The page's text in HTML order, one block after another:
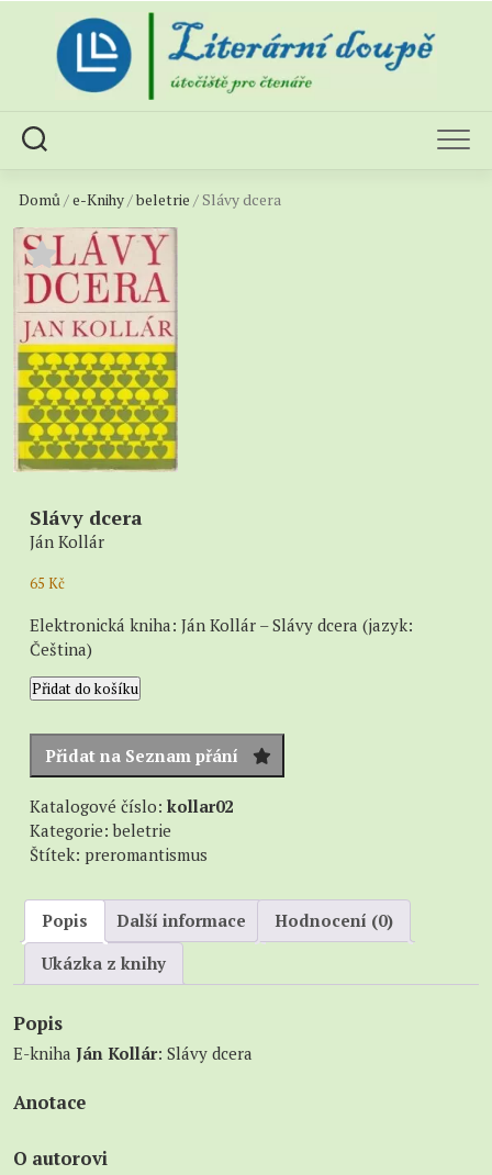
content
Domů/e-Knihy/beletrie / Slávy dcera
Slávy dcera
Ján Kollár
65 Kč
Elektronická kniha: Ján Kollár – Slávy dcera (jazyk:
Čeština)
Slávy
dcera
Přidat do košíku
Přidat na Seznam přání
Katalogové číslo: kollar02
Kategorie:beletrie
Štítek: preromantismus
Popis Další informace
Hodnocení (0)
Ukázka z knihy
Popis
E-kniha Ján Kollár: Slávy dcera
Anotace
O autorovi